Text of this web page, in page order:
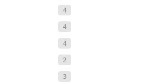
4
4
4
2
3